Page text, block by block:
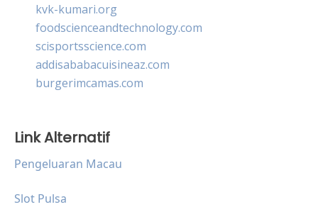
kvk-kumari.org
foodscienceandtechnology.com
scisportsscience.com
addisababacuisineaz.com
burgerimcamas.com
Link Alternatif
Pengeluaran Macau
Slot Pulsa